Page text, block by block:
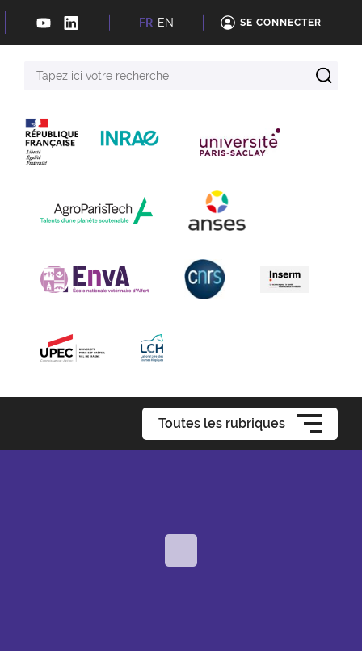
FR EN SE CONNECTER
Toutes les rubriques